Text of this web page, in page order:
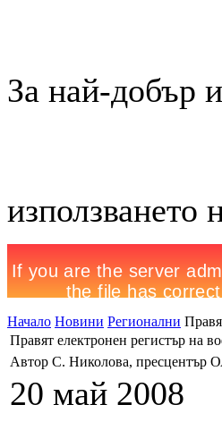
За най-добър
използването
Начало Новини Регионални
Правят електронен регистър на
Автор С. Николова, пресцентър
20 май 2008